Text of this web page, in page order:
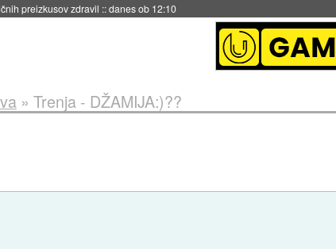
preizkusov zdravil ::danes ob 12:10
» Trenja - DŽAMIJA:)??